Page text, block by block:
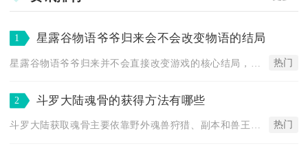
1 星露谷物语爷爷归来会不会改变物语的结局
热门
2 斗罗大陆魂骨的获得方法有哪些
斗罗大陆获取魂骨主要依靠野外魂兽狩猎、副本和兽王玩法产出、宗... 热门